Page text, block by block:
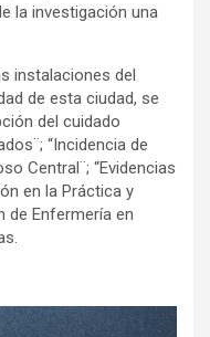
la investigación una
instalaciones del
de esta ciudad, se
del cuidado
“Incidencia de
Central¨; “Evidencias
en la Práctica y
de Enfermería en